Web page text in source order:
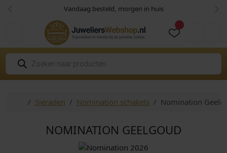
Skip to content
Skip to footer Vandaag besteld, morgen in huis
Vorige
P
o
d
HomeSieraden Nomination schakels Nomination
NOMINATION GEELGOUD